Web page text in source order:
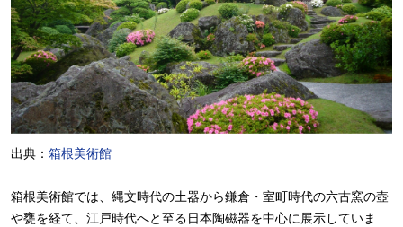
出典： 箱根美術館
箱根美術館では、縄文時代の土器から鎌倉・室町時代の六古窯の壺
や甕を経て、江戸時代へと至る日本陶磁器を中心に展示していま